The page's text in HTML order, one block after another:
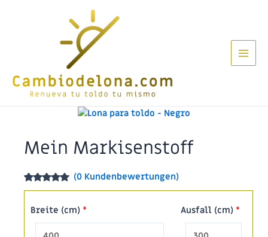
Main
Mein Markisenstoff
Bewertet
von 5,
basierend
auf
5
Kundenbewertungen
(0 Kundenbewertungen)
Breite (cm) * Ausfall (cm) *